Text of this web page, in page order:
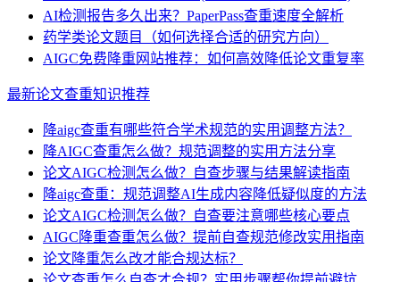
AI检测报告多久出来？PaperPass查重速度全解析
药学类论文题目（如何选择合适的研究方向）
AIGC免费降重网站推荐：如何高效降低论文重复率
最新论文查重知识推荐
降aigc查重有哪些符合学术规范的实用调整方法？
降AIGC查重怎么做？规范调整的实用方法分享
论文AIGC检测怎么做？自查步骤与结果解读指南
降aigc查重：规范调整AI生成内容降低疑似度的方法
论文AIGC检测怎么做？自查要注意哪些核心要点
AIGC降重查重怎么做？提前自查规范修改实用指南
论文降重怎么改才能合规达标？